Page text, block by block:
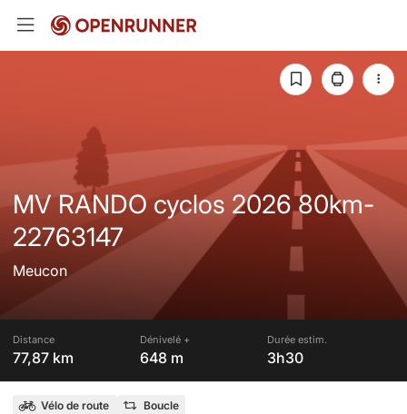
MV RANDO cyclos 2026 80km-
22763147
Meucon
Distance
77,87 km
Dénivelé +
648 m
Durée estim.
3h30
Vélo de route Boucle